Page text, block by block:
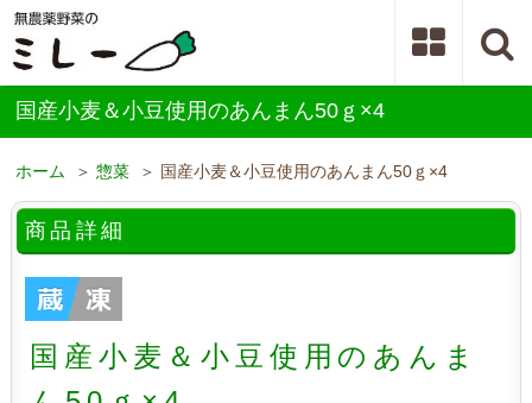
国産小麦＆小豆使用のあんまん50ｇ×4
ホーム ＞惣菜 ＞ 国産小麦＆小豆使用のあんまん50ｇ×4
商品詳細
国産小麦＆小豆使用のあんま